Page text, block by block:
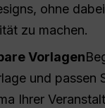
ohne
zu machen.
Vorlagen
und passen
Ihrer